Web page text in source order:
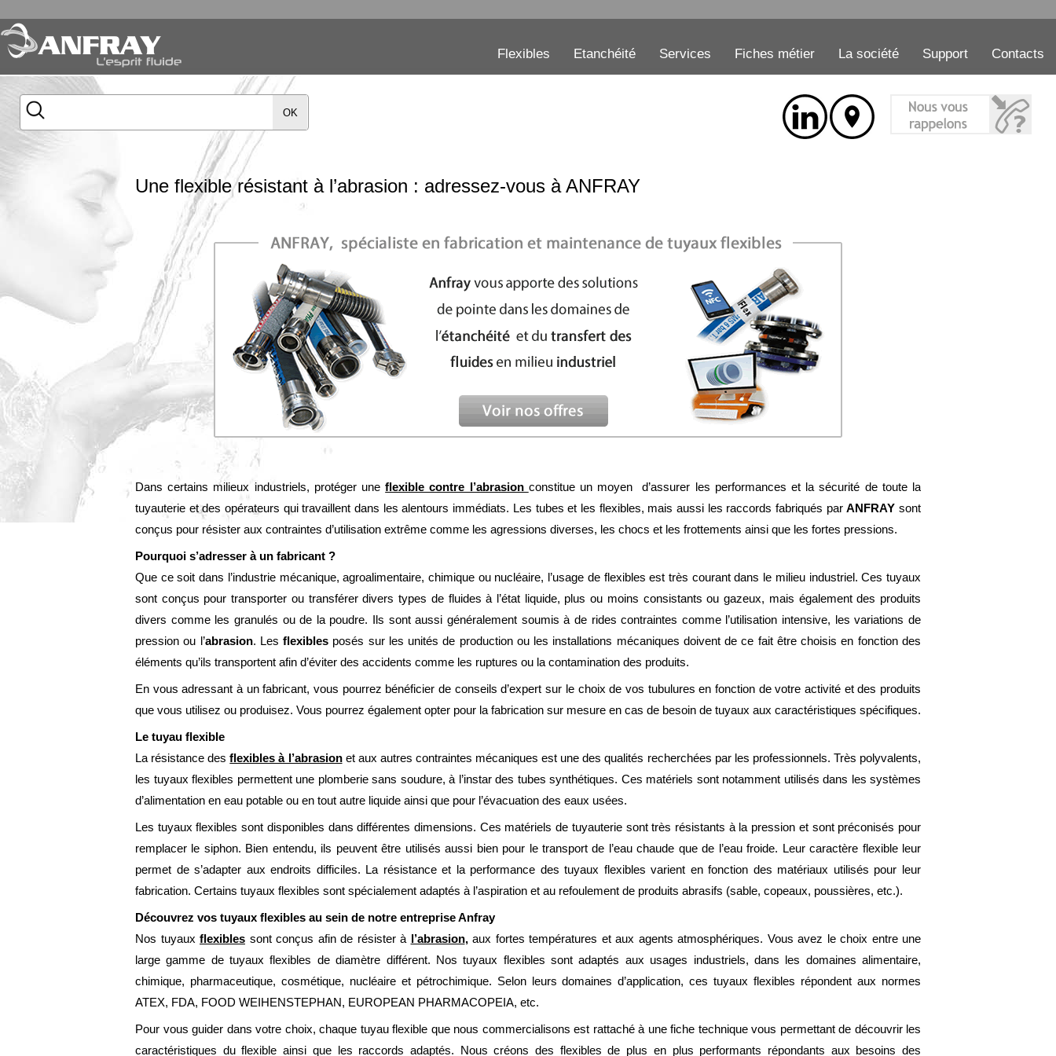
Flexibles Etanchéité Services Fiches métier La société Support Contacts
OK
Une flexible résistant à l’abrasion : adressez-vous à ANFRAY
Dans certains milieux industriels, protéger uneflexible contre l’abrasion constitue un moyen d’assurer les performances et la sécurité de toute la
tuyauterie et des opérateurs qui travaillent dans les alentours immédiats. Les tubes et les flexibles, mais aussi les raccords fabriqués parANFRAYsont
conçus pour résister aux contraintes d’utilisation extrême comme les agressions diverses, les chocs et les frottements ainsi que les fortes pressions.
Pourquoi s’adresser à un fabricant ?
Que ce soit dans l’industrie mécanique, agroalimentaire, chimique ou nucléaire, l’usage de flexibles est très courant dans le milieu industriel. Ces tuyaux
sont conçus pour transporter ou transférer divers types de fluides à l’état liquide, plus ou moins consistants ou gazeux, mais également des produits
divers comme les granulés ou de la poudre. Ils sont aussi généralement soumis à de rides contraintes comme l’utilisation intensive, les variations de
pression ou l’abrasion. Lesflexibles posés sur les unités de production ou les installations mécaniques doivent de ce fait être choisis en fonction des
éléments qu’ils transportent afin d’éviter des accidents comme les ruptures ou la contamination des produits.
En vous adressant à un fabricant, vous pourrez bénéficier de conseils d’expert sur le choix de vos tubulures en fonction de votre activité et des produits
que vous utilisez ou produisez. Vous pourrez également opter pour la fabrication sur mesure en cas de besoin de tuyaux aux caractéristiques spécifiques.
Le tuyau flexible
La résistance desflexibles à l’abrasionet aux autres contraintes mécaniques est une des qualités recherchées par les professionnels. Très polyvalents,
les tuyaux flexibles permettent une plomberie sans soudure, à l’instar des tubes synthétiques. Ces matériels sont notamment utilisés dans les systèmes
d’alimentation en eau potable ou en tout autre liquide ainsi que pour l’évacuation des eaux usées.
Les tuyaux flexibles sont disponibles dans différentes dimensions. Ces matériels de tuyauterie sont très résistants à la pression et sont préconisés pour
remplacer le siphon. Bien entendu, ils peuvent être utilisés aussi bien pour le transport de l’eau chaude que de l’eau froide. Leur caractère flexible leur
permet de s’adapter aux endroits difficiles. La résistance et la performance des tuyaux flexibles varient en fonction des matériaux utilisés pour leur
fabrication. Certains tuyaux flexibles sont spécialement adaptés à l’aspiration et au refoulement de produits abrasifs (sable, copeaux, poussières, etc.).
Découvrez vos tuyaux flexibles au sein de notre entreprise Anfray
Nos tuyaux flexibles sont conçus afin de résister à l’abrasion,aux fortes températures et aux agents atmosphériques. Vous avez le choix entre une
large gamme de tuyaux flexibles de diamètre différent. Nos tuyaux flexibles sont adaptés aux usages industriels, dans les domaines alimentaire,
chimique, pharmaceutique, cosmétique, nucléaire et pétrochimique. Selon leurs domaines d’application, ces tuyaux flexibles répondent aux normes
ATEX, FDA, FOOD WEIHENSTEPHAN, EUROPEAN PHARMACOPEIA, etc.
Pour vous guider dans votre choix, chaque tuyau flexible que nous commercialisons est rattaché à une fiche technique vous permettant de découvrir les
caractéristiques du flexible ainsi que les raccords adaptés. Nous créons des flexibles de plus en plus performants répondants aux besoins des